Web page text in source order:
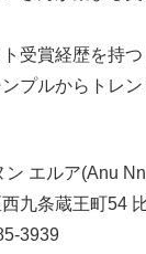
ト受賞経歴を持
ンプルからトレ
ン エルア(Anu
九条蔵王町54
3939